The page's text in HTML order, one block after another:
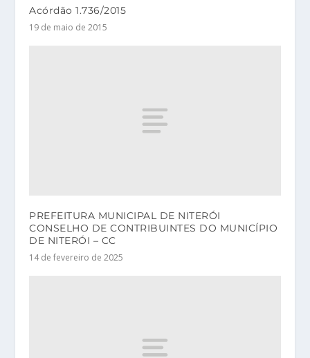
Acórdão 1.736/2015
19 de maio de 2015
PREFEITURA MUNICIPAL DE NITERÓI
CONSELHO DE CONTRIBUINTES DO MUNICÍPIO
DE NITERÓI – CC
14 de fevereiro de 2025